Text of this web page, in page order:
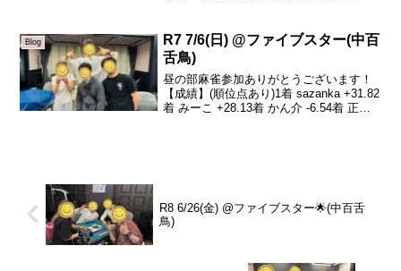
ップは泉谷...
Blog
R7 7/6(日) @ファイブスター(中百
舌鳥)
昼の部麻雀参加ありがとうございます！
【成績】(順位点あり)1着 sazanka +31.82
着 みーこ +28.13着 かん介 -6.54着 正也
R8 6/26(金) @ファイブスター🌟(中百舌
鳥)